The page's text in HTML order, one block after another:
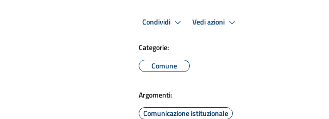
Condividi Vedi azioni
Categorie:
Comune
Argomenti:
Comunicazione istituzionale